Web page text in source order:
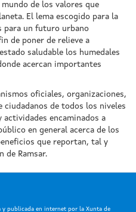
de los valores que
El lema escogido para la
para un futuro urbano
de poner de relieve a
saludable los humedales
acercan importantes
oficiales, organizaciones,
ciudadanos de todos los niveles
encaminados a
en general acerca de los
que reportan, tal y
de Ramsar.
publicada en internet por la Xunta de